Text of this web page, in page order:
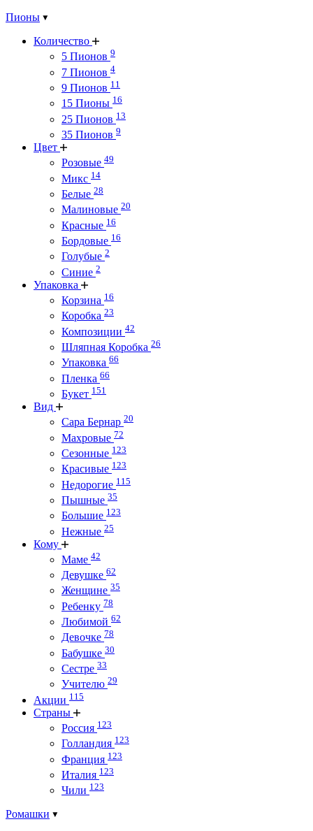
Пионы
Количество
5 Пионов 9
7 Пионов 4
9 Пионов 11
15 Пионы 16
25 Пионов 13
35 Пионов 9
Цвет
Розовые 49
Микс 14
Белые 28
Малиновые 20
Красные 16
Бордовые 16
Голубые 2
Синие 2
Упаковка
Корзина 16
Коробка 23
Композиции 42
Шляпная Коробка 26
Упаковка 66
Пленка 66
Букет 151
Вид
Сара Бернар 20
Махровые 72
Сезонные 123
Красивые 123
Недорогие 115
Пышные 35
Большие 123
Нежные 25
Кому
Маме 42
Девушке 62
Женщине 35
Ребенку 78
Любимой 62
Девочке 78
Бабушке 30
Сестре 33
Учителю 29
Акции 115
Страны
Россия 123
Голландия 123
Франция 123
Италия 123
Чили 123
Ромашки